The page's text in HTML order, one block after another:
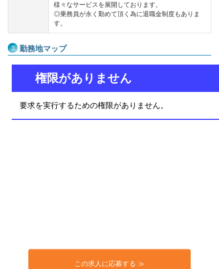
様々なサービスを展開しております。
◎乗務員が永く勤めて頂く為に退職金制度もありま
す。
勤務地マップ
この求人に応募する ≫